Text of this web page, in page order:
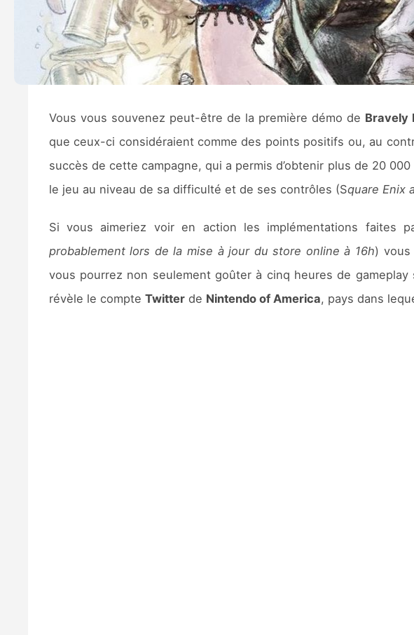
Vous vous souvenez peut-être de la première démo de Bravely
que ceux-ci considéraient comme des points positifs ou, au
succès de cette campagne, qui a permis d’obtenir plus de 20
le jeu au niveau de sa difficulté et de ses contrôles (Square Enix
Si vous aimeriez voir en action les implémentations faites
probablement lors de la mise à jour du store online à 16h) vous
vous pourrez non seulement goûter à cinq heures de
révèle le compte Twitterde Nintendo of America, pays dans